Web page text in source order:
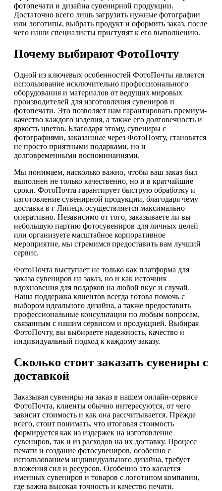
фотопечати и дизайна сувенирной продукции.
Достаточно всего лишь загрузить нужные фотографии
или логотипы, выбрать продукт и оформить заказ, после
чего наши специалисты приступят к его выполнению.
Почему выбирают ФотоПочту
Одной из ключевых особенностей ФотоПочты является
использование исключительно профессионального
оборудования и материалов от ведущих мировых
производителей для изготовления сувениров и
фотопечати. Это позволяет нам гарантировать премиум-
качество каждого изделия, а также его долговечность и
яркость цветов. Благодаря этому, сувениры с
фотографиями, заказанные через ФотоПочту, становятся
не просто приятными подарками, но и
долговременными воспоминаниями.
Мы понимаем, насколько важно, чтобы ваш заказ был
выполнен не только качественно, но и в кратчайшие
сроки. ФотоПочта гарантирует быструю обработку и
изготовление сувенирной продукции, благодаря чему
доставка в г Липецк осуществляется максимально
оперативно. Независимо от того, заказываете ли вы
небольшую партию фотосувениров для личных целей
или организуете масштабное корпоративное
мероприятие, мы стремимся предоставить вам лучший
сервис.
ФотоПочта выступает не только как платформа для
заказа сувениров на заказ, но и как источник
вдохновения для подарков на любой вкус и случай.
Наша поддержка клиентов всегда готова помочь с
выбором идеального дизайна, а также предоставить
профессиональные консультации по любым вопросам,
связанным с нашим сервисом и продукцией. Выбирая
ФотоПочту, вы выбираете надежность, качество и
индивидуальный подход к каждому заказу.
Сколько стоит заказать сувениры с
доставкой
Заказывая сувениры на заказ в нашем онлайн-сервисе
ФотоПочта, клиенты обычно интересуются, от чего
зависит стоимость и как она рассчитывается. Прежде
всего, стоит понимать, что итоговая стоимость
формируется как из издержек на изготовление
сувениров, так и из расходов на их доставку. Процесс
печати и создание фотосувениров, особенно с
использованием индивидуального дизайна, требует
вложения сил и ресурсов. Особенно это касается
именных сувениров и товаров с логотипом компании,
где важна высокая точность и качество печати.